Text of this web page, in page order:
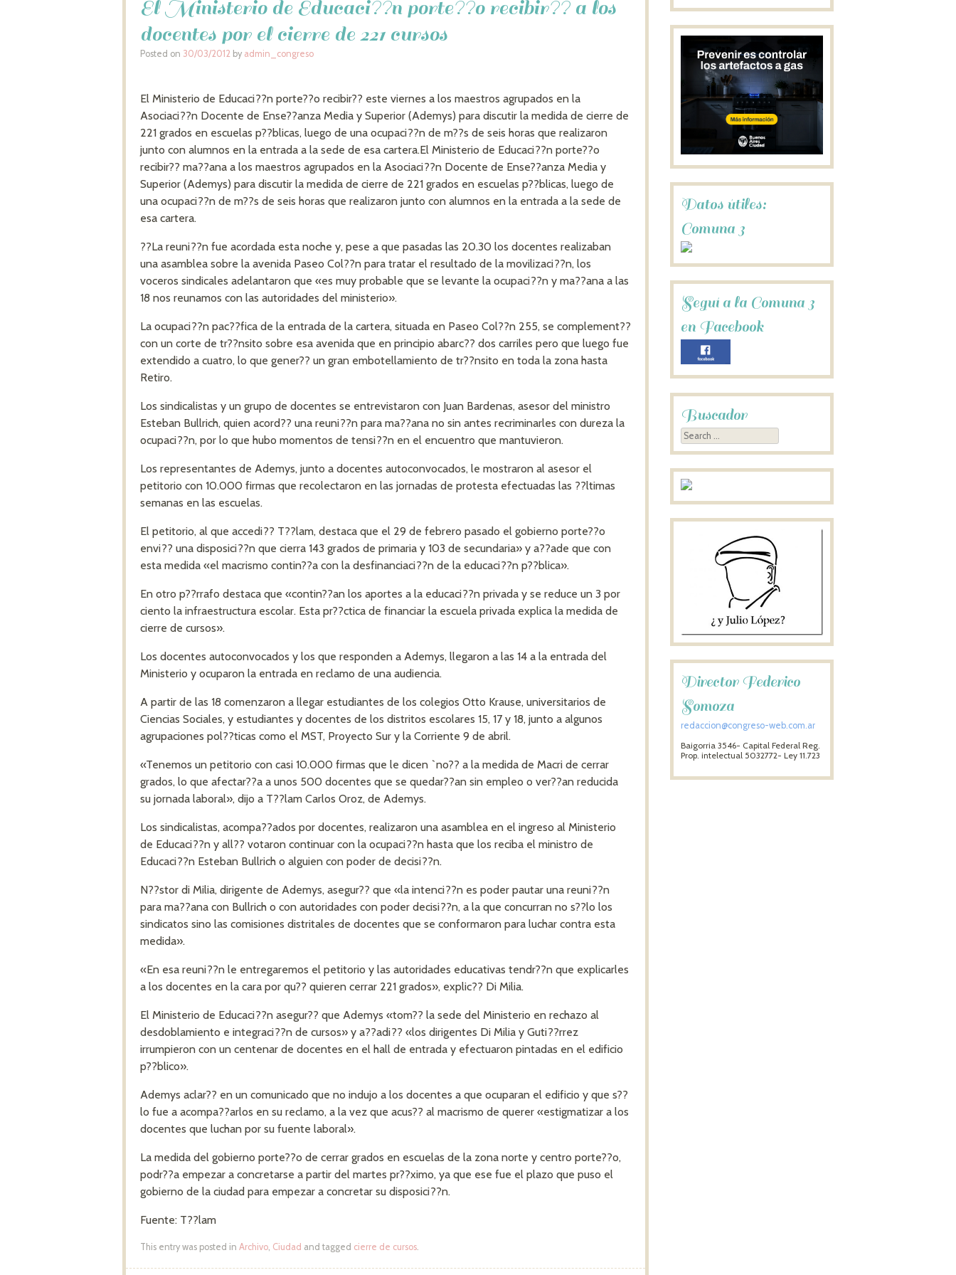
El Ministerio de Educaci??n porte??o recibir?? a los
docentes por el cierre de 221 cursos
Posted on 30/03/2012 by admin_congreso
El Ministerio de Educaci??n porte??o recibir?? este viernes a los maestros agrupados en la
Asociaci??n Docente de Ense??anza Media y Superior (Ademys) para discutir la medida de cierre de
221 grados en escuelas p??blicas, luego de una ocupaci??n de m??s de seis horas que realizaron
junto con alumnos en la entrada a la sede de esa cartera.El Ministerio de Educaci??n porte??o
recibir?? ma??ana a los maestros agrupados en la Asociaci??n Docente de Ense??anza Media y
Superior (Ademys) para discutir la medida de cierre de 221 grados en escuelas p??blicas, luego de
una ocupaci??n de m??s de seis horas que realizaron junto con alumnos en la entrada a la sede de
esa cartera.
??La reuni??n fue acordada esta noche y, pese a que pasadas las 20.30 los docentes realizaban
una asamblea sobre la avenida Paseo Col??n para tratar el resultado de la movilizaci??n, los
voceros sindicales adelantaron que «es muy probable que se levante la ocupaci??n y ma??ana a las
18 nos reunamos con las autoridades del ministerio».
La ocupaci??n pac??fica de la entrada de la cartera, situada en Paseo Col??n 255, se complement??
con un corte de tr??nsito sobre esa avenida que en principio abarc?? dos carriles pero que luego fue
extendido a cuatro, lo que gener?? un gran embotellamiento de tr??nsito en toda la zona hasta
Retiro.
Los sindicalistas y un grupo de docentes se entrevistaron con Juan Bardenas, asesor del ministro
Esteban Bullrich, quien acord?? una reuni??n para ma??ana no sin antes recriminarles con dureza la
ocupaci??n, por lo que hubo momentos de tensi??n en el encuentro que mantuvieron.
Los representantes de Ademys, junto a docentes autoconvocados, le mostraron al asesor el
petitorio con 10.000 firmas que recolectaron en las jornadas de protesta efectuadas las ??ltimas
semanas en las escuelas.
El petitorio, al que accedi?? T??lam, destaca que el 29 de febrero pasado el gobierno porte??o
envi?? una disposici??n que cierra 143 grados de primaria y 103 de secundaria» y a??ade que con
esta medida «el macrismo contin??a con la desfinanciaci??n de la educaci??n p??blica».
En otro p??rrafo destaca que «contin??an los aportes a la educaci??n privada y se reduce un 3 por
ciento la infraestructura escolar. Esta pr??ctica de financiar la escuela privada explica la medida de
cierre de cursos».
Los docentes autoconvocados y los que responden a Ademys, llegaron a las 14 a la entrada del
Ministerio y ocuparon la entrada en reclamo de una audiencia.
A partir de las 18 comenzaron a llegar estudiantes de los colegios Otto Krause, universitarios de
Ciencias Sociales, y estudiantes y docentes de los distritos escolares 15, 17 y 18, junto a algunos
agrupaciones pol??ticas como el MST, Proyecto Sur y la Corriente 9 de abril.
«Tenemos un petitorio con casi 10.000 firmas que le dicen `no?? a la medida de Macri de cerrar
grados, lo que afectar??a a unos 500 docentes que se quedar??an sin empleo o ver??an reducida
su jornada laboral», dijo a T??lam Carlos Oroz, de Ademys.
Los sindicalistas, acompa??ados por docentes, realizaron una asamblea en el ingreso al Ministerio
de Educaci??n y all?? votaron continuar con la ocupaci??n hasta que los reciba el ministro de
Educaci??n Esteban Bullrich o alguien con poder de decisi??n.
N??stor di Milia, dirigente de Ademys, asegur?? que «la intenci??n es poder pautar una reuni??n
para ma??ana con Bullrich o con autoridades con poder decisi??n, a la que concurran no s??lo los
sindicatos sino las comisiones distritales de docentes que se conformaron para luchar contra esta
medida».
«En esa reuni??n le entregaremos el petitorio y las autoridades educativas tendr??n que explicarles
a los docentes en la cara por qu?? quieren cerrar 221 grados», explic?? Di Milia.
El Ministerio de Educaci??n asegur?? que Ademys «tom?? la sede del Ministerio en rechazo al
desdoblamiento e integraci??n de cursos» y a??adi?? «los dirigentes Di Milia y Guti??rrez
irrumpieron con un centenar de docentes en el hall de entrada y efectuaron pintadas en el edificio
p??blico».
Ademys aclar?? en un comunicado que no indujo a los docentes a que ocuparan el edificio y que s??
lo fue a acompa??arlos en su reclamo, a la vez que acus?? al macrismo de querer «estigmatizar a los
docentes que luchan por su fuente laboral».
La medida del gobierno porte??o de cerrar grados en escuelas de la zona norte y centro porte??o,
podr??a empezar a concretarse a partir del martes pr??ximo, ya que ese fue el plazo que puso el
gobierno de la ciudad para empezar a concretar su disposici??n.
Fuente: T??lam
This entry was posted in Archivo, Ciudad and tagged cierre de cursos.
Datos útiles:
Comuna 3
Seguí a la Comuna 3
en Facebook
Buscador
Search
Director Federico
Somoza
redaccion@congreso-web.com.ar
Baigorria 3546- Capital Federal Reg.
Prop. intelectual 5032772- Ley 11.723